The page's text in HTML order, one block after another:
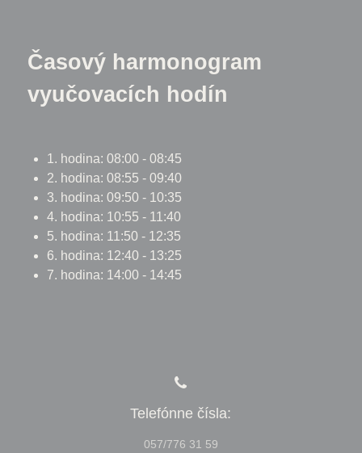
Časový harmonogram
vyučovacích hodín
1. hodina: 08:00 - 08:45
2. hodina: 08:55 - 09:40
3. hodina: 09:50 - 10:35
4. hodina: 10:55 - 11:40
5. hodina: 11:50 - 12:35
6. hodina: 12:40 - 13:25
7. hodina: 14:00 - 14:45
Telefónne čísla:
057/776 31 59